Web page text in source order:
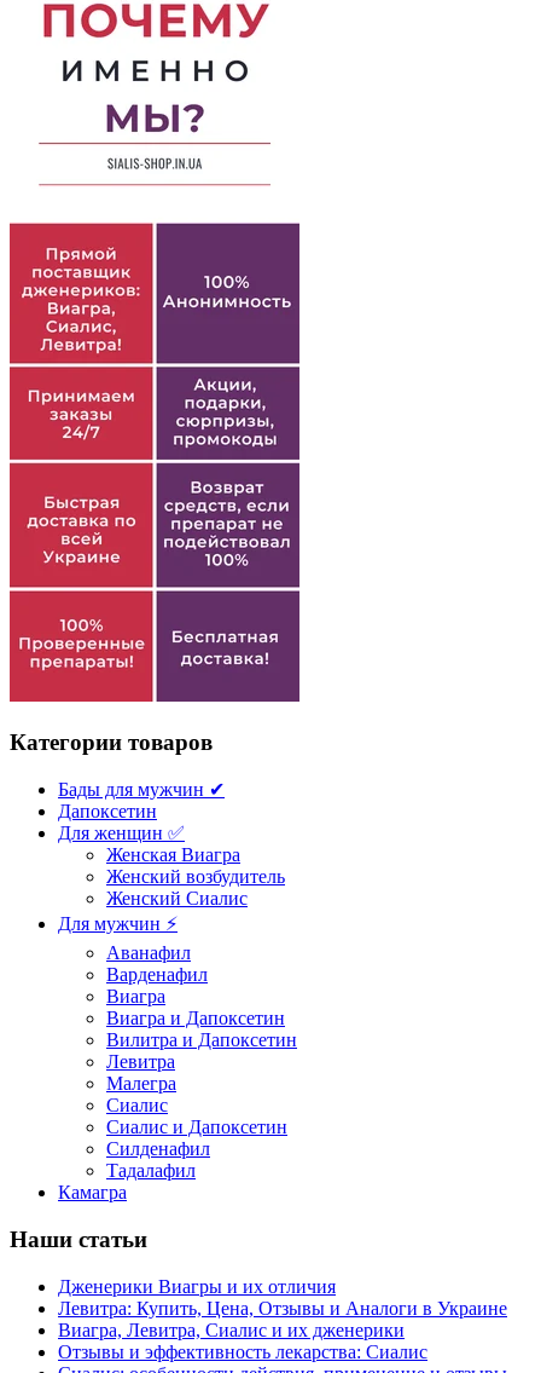
Категории товаров
Бады для мужчин ✔
Дапоксетин
Для женщин ✅
Женская Виагра
Женский возбудитель
Женский Сиалис
Для мужчин ⚡
Аванафил
Варденафил
Виагра
Виагра и Дапоксетин
Вилитра и Дапоксетин
Левитра
Малегра
Сиалис
Сиалис и Дапоксетин
Силденафил
Тадалафил
Камагра
Наши статьи
Дженерики Виагры и их отличия
Левитра: Купить, Цена, Отзывы и Аналоги в Украине
Виагра, Левитра, Сиалис и их дженерики
Отзывы и эффективность лекарства: Сиалис